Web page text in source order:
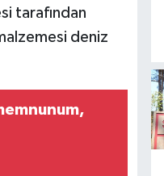
tarafından
deniz